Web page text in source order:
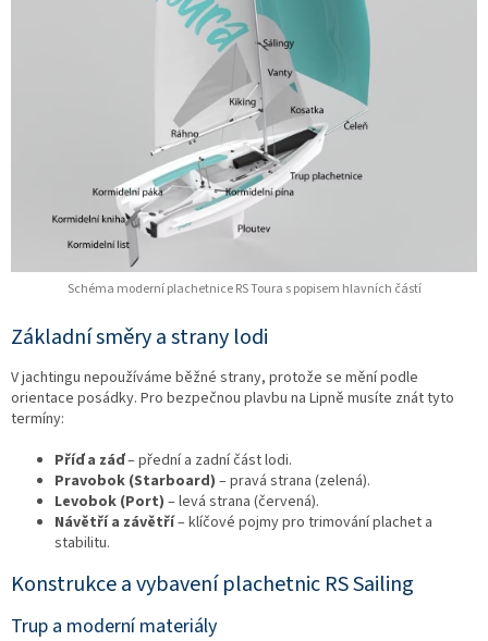
Schéma moderní plachetnice RS Toura s popisem hlavních částí
Základní směry a strany lodi
V jachtingu nepoužíváme běžné strany, protože se mění podle
orientace posádky. Pro bezpečnou plavbu na Lipně musíte znát tyto
termíny:
Příď a záď– přední a zadní část lodi.
Pravobok (Starboard) – pravá strana (zelená).
Levobok (Port) – levá strana (červená).
Návětří a závětří– klíčové pojmy pro trimování plachet a
stabilitu.
Konstrukce a vybavení plachetnic RS Sailing
Trup a moderní materiály